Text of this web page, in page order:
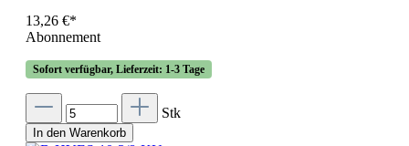
13,26 €*
Abonnement
Sofort verfügbar, Lieferzeit: 1-3 Tage
Stk
In den Warenkorb